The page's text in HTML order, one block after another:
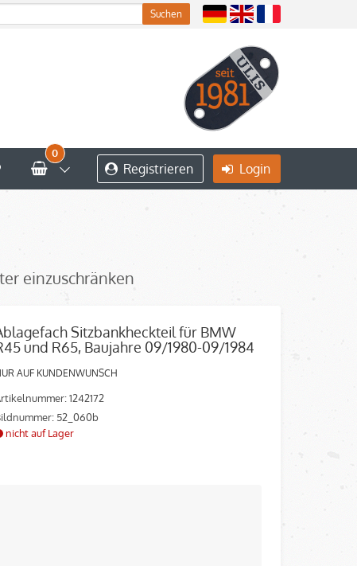
0
Registrieren Login
einzuschränken
Sitzbankheckteil für BMW
und R65, Baujahre 09/1980-09/1984
AUF KUNDENWUNSCH
1242172
52_060b
nicht auf Lager